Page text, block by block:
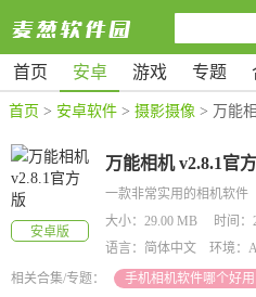
首页 安卓 游戏 专题
首页 > 安卓软件 > 摄影摄像 > 万能
安卓版
万能相机 v2.8.1官
一款非常实用的相机软件
大小：29.00 MB 时间：
语言：简体中文 环境
相关合集/专题：
手机相机软件哪个好用